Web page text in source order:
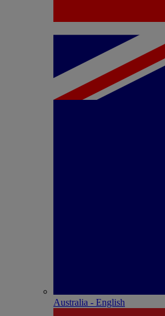
Australia - English